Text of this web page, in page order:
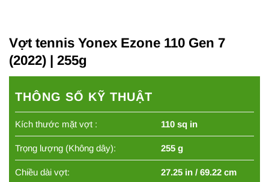
Vợt tennis Yonex Ezone 110 Gen 7
(2022) | 255g
THÔNG SỐ KỸ THUẬT
Kích thước mặt vợt : 110 sq in
Trọng lượng (Không dây): 255 g
Chiều dài vợt: 27.25 in / 69.22 cm